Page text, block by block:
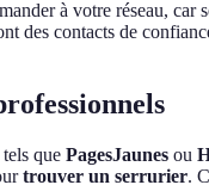
à votre réseau, car
des contacts de
que PagesJaunes ou
trouver un serrurier.